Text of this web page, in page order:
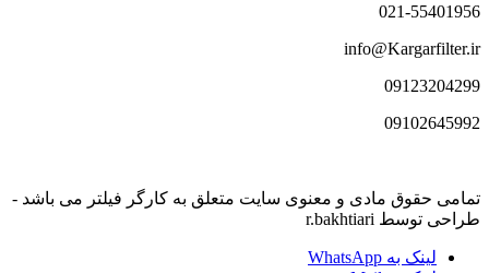
021-55401956
info@Kargarfilter.ir
09123204299
09102645992
تمامی حقوق مادی و معنوی سایت متعلق به کارگر فیلتر می باشد -
طراحی توسط r.bakhtiari
لینک به WhatsApp